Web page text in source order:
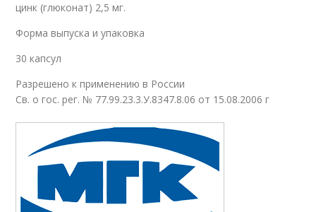
цинк (глюконат) 2,5 мг.
Форма выпуска и упаковка
30 капсул
Разрешено к применению в России
Св. о гос. рег. № 77.99.23.3.У.8347.8.06 от 15.08.2006 г